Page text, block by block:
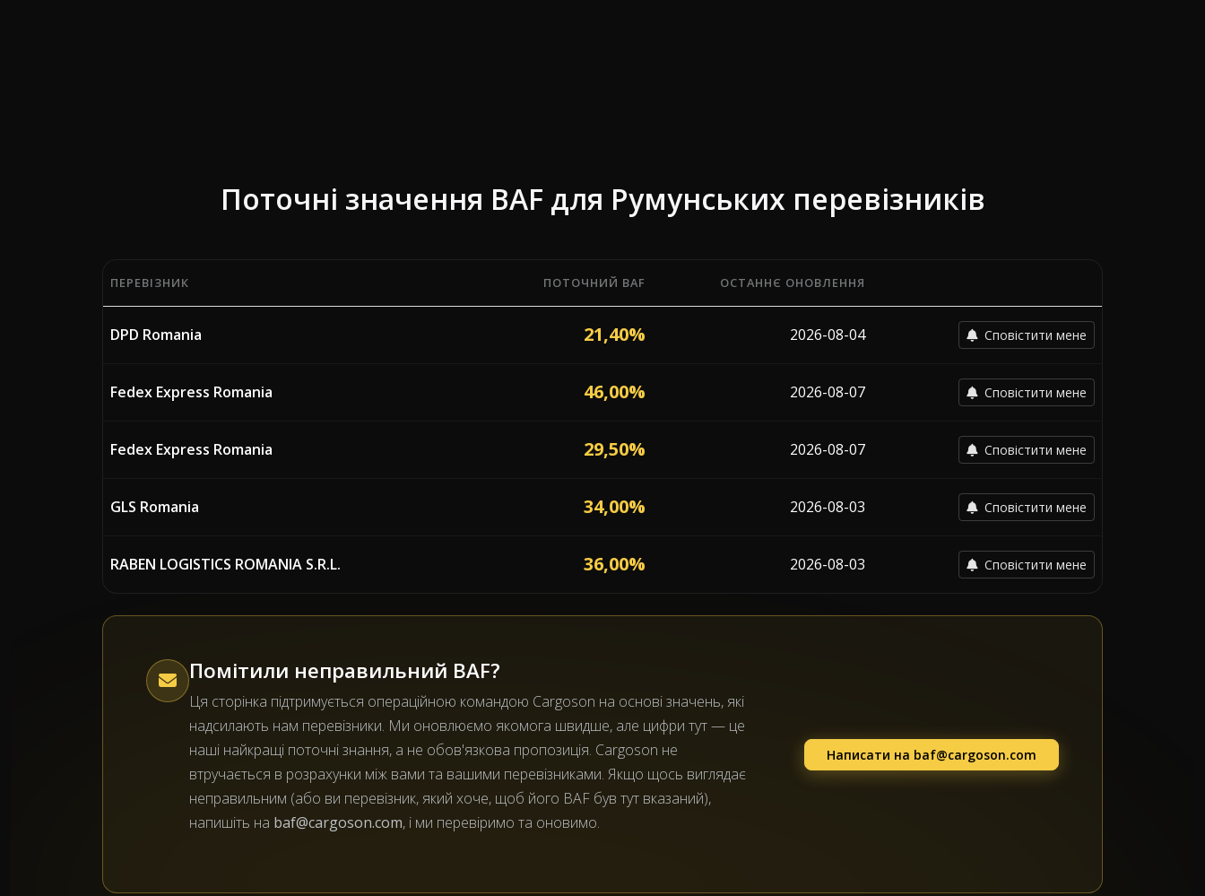
Поточні значення BAF для Румунських перевізників
Поточні відсотки паливної надбавки (BAF) від 5 перевізників, що працюють у Румунія, із датою останньої зміни кожного перевізника.
ПЕРЕВІЗНИК ПОТОЧНИЙ BAF ОСТАННЄ ОНОВЛЕННЯ
DPD Romania 21,40% 2026-08-04 Сповістити мене
Fedex Express Romania 46,00% 2026-08-07 Сповістити мене
Fedex Express Romania 29,50% 2026-08-07 Сповістити мене
GLS Romania 34,00% 2026-08-03 Сповістити мене
RABEN LOGISTICS ROMANIA S.R.L. 36,00% 2026-08-03 Сповістити мене
Помітили неправильний BAF?
Ця сторінка підтримується операційною командою Cargoson на основі значень, які
надсилають нам перевізники. Ми оновлюємо якомога швидше, але цифри тут — це
наші найкращі поточні знання, а не обов'язкова пропозиція. Cargoson не
втручається в розрахунки між вами та вашими перевізниками. Якщо щось виглядає
неправильним (або ви перевізник, який хоче, щоб його BAF був тут вказаний),
напишіть на baf@cargoson.com, і ми перевіримо та оновимо.
Написати на baf@cargoson.com